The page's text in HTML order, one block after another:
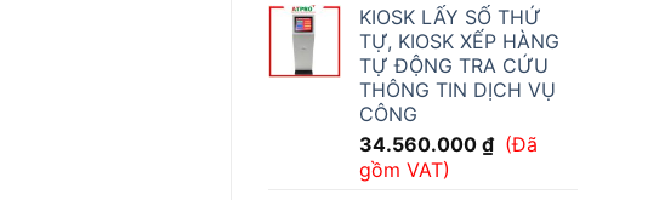
KIOSK LẤY SỐ THỨ
TỰ, KIOSK XẾP HÀNG
TỰ ĐỘNG TRA CỨU
THÔNG TIN DỊCH VỤ
CÔNG
34.560.000 ₫ (Đã
gồm VAT)